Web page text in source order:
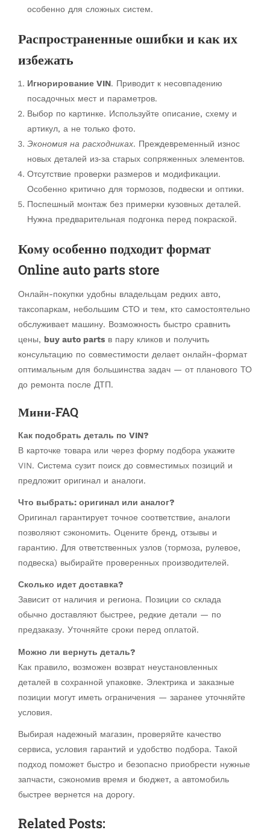
особенно для сложных систем.
Распространенные ошибки и как их
избежать
Игнорирование VIN. Приводит к несовпадению
посадочных мест и параметров.
Выбор по картинке. Используйте описание, схему и
артикул, а не только фото.
Экономия на расходниках. Преждевременный износ
новых деталей из‑за старых сопряженных элементов.
Отсутствие проверки размеров и модификации.
Особенно критично для тормозов, подвески и оптики.
Поспешный монтаж без примерки кузовных деталей.
Нужна предварительная подгонка перед покраской.
Кому особенно подходит формат
Online auto parts store
Онлайн-покупки удобны владельцам редких авто,
таксопаркам, небольшим СТО и тем, кто самостоятельно
обслуживает машину. Возможность быстро сравнить
цены, buy auto parts в пару кликов и получить
консультацию по совместимости делает онлайн-формат
оптимальным для большинства задач — от планового ТО
до ремонта после ДТП.
Мини‑FAQ
Как подобрать деталь по VIN?
В карточке товара или через форму подбора укажите
VIN. Система сузит поиск до совместимых позиций и
предложит оригинал и аналоги.
Что выбрать: оригинал или аналог?
Оригинал гарантирует точное соответствие, аналоги
позволяют сэкономить. Оцените бренд, отзывы и
гарантию. Для ответственных узлов (тормоза, рулевое,
подвеска) выбирайте проверенных производителей.
Сколько идет доставка?
Зависит от наличия и региона. Позиции со склада
обычно доставляют быстрее, редкие детали — по
предзаказу. Уточняйте сроки перед оплатой.
Можно ли вернуть деталь?
Как правило, возможен возврат неустановленных
деталей в сохранной упаковке. Электрика и заказные
позиции могут иметь ограничения — заранее уточняйте
условия.
Выбирая надежный магазин, проверяйте качество
сервиса, условия гарантий и удобство подбора. Такой
подход поможет быстро и безопасно приобрести нужные
запчасти, сэкономив время и бюджет, а автомобиль
быстрее вернется на дорогу.
Related Posts: